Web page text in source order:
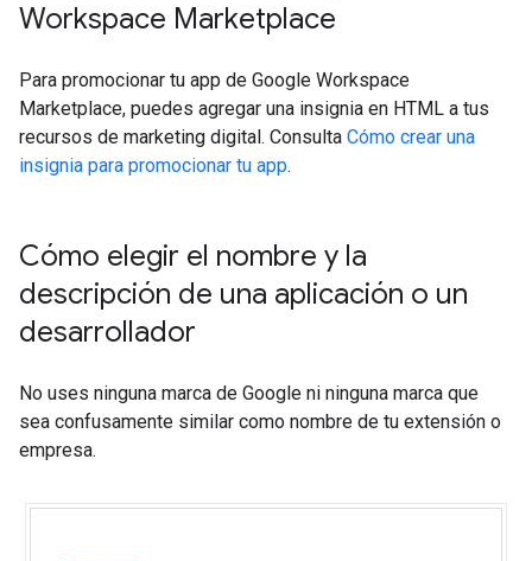
Workspace Marketplace
Para promocionar tu app de Google Workspace
Marketplace, puedes agregar una insignia en HTML a tus
recursos de marketing digital. Consulta Cómo crear una
insignia para promocionar tu app.
Cómo elegir el nombre y la
descripción de una aplicación o un
desarrollador
No uses ninguna marca de Google ni ninguna marca que
sea confusamente similar como nombre de tu extensión o
empresa.